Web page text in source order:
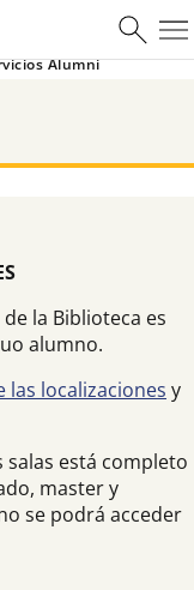
Alumni
la Biblioteca es
alumno.
las localizaciones y
salas está completo
master y
se podrá acceder